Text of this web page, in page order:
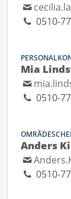
0510-
Mia
0510-
Anders
0510-